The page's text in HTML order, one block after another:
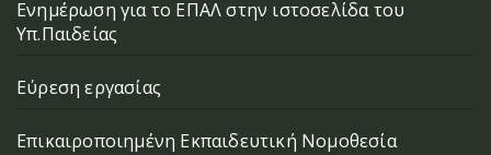
Ενημέρωση για το ΕΠΑΛ στην ιστοσελίδα του
Υπ.Παιδείας
Εύρεση εργασίας
Επικαιροποιημένη Εκπαιδευτική Νομοθεσία